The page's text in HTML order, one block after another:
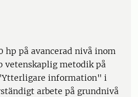
hp på avancerad nivå inom
vetenskaplig metodik på
information" i
arbete på grundnivå